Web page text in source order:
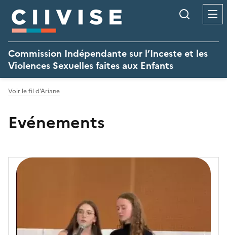
Commission Indépendante sur l’Inceste et les
Violences Sexuelles faites aux Enfants
Voir le fil d'Ariane
Evénements